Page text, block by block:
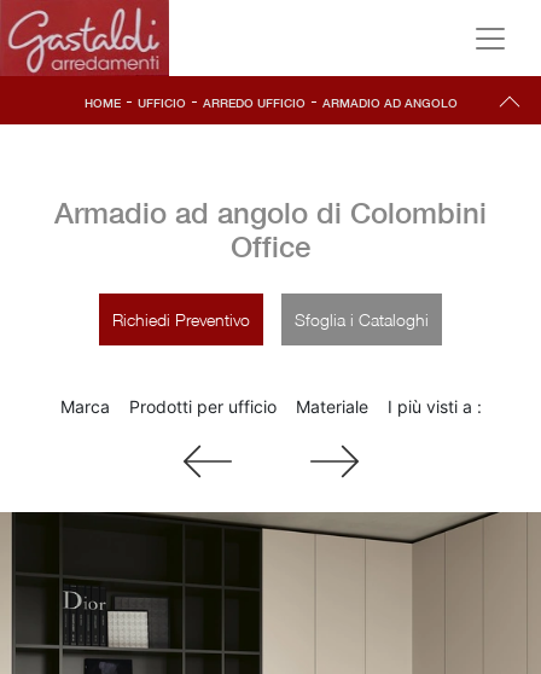
HOME- UFFICIO- ARREDO UFFICIO - ARMADIO AD ANGOLO
Armadio ad angolo di Colombini
Office
Richiedi Preventivo Sfoglia i Cataloghi
Marca Prodotti per ufficio Materiale I più visti a :